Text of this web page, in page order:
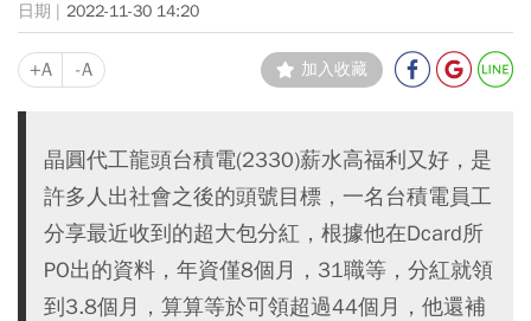
2022-11-30 14:20
+A -A 加入收藏
晶圓代工龍頭台積電(2330)薪水高福利又好，是
許多人出社會之後的頭號目標，一名台積電員工
分享最近收到的超大包分紅，根據他在Dcard所
PO出的資料，年資僅8個月，31職等，分紅就領
到3.8個月，算算等於可領超過44個月，他還補